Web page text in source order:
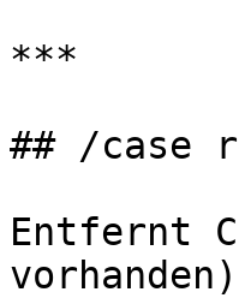
***
## /case
Entfernt